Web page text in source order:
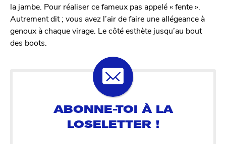
la jambe. Pour réaliser ce fameux pas appelé « fente ».
Autrement dit ; vous avez l’air de faire une allégeance à
genoux à chaque virage. Le côté esthète jusqu’au bout
des boots.